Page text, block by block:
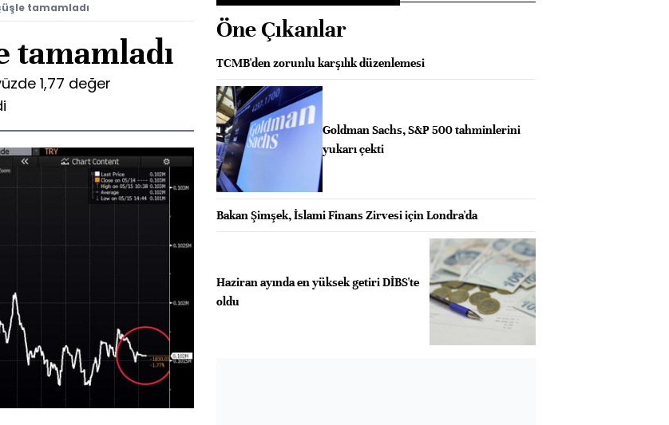
tamamladı
tamamladı
1,77 değer
Öne Çıkanlar
TCMB'den zorunlu karşılık düzenlemesi
Goldman Sachs, S&P 500 tahminlerini
yukarı çekti
Bakan Şimşek, İslami Finans Zirvesi için Londra'da
Haziran ayında en yüksek getiri DİBS'te
oldu